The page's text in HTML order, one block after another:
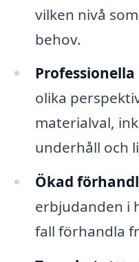
vilken nivå
behov.
olika
materialval,
underhåll och
Ökad
erbjudanden i
fall förhandla